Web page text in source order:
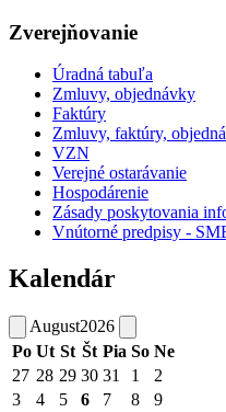
Zverejňovanie
Úradná tabuľa
Zmluvy, objednávky
Faktúry
Zmluvy, faktúry,
VZN
Verejné ostarávanie
Hospodárenie
Zásady poskytovania
Vnútorné predpisy -
Kalendár
August2026
Po Ut St Št Pia So Ne
27 28 29 30 31 1
2
3
4 5 6 7 8
9